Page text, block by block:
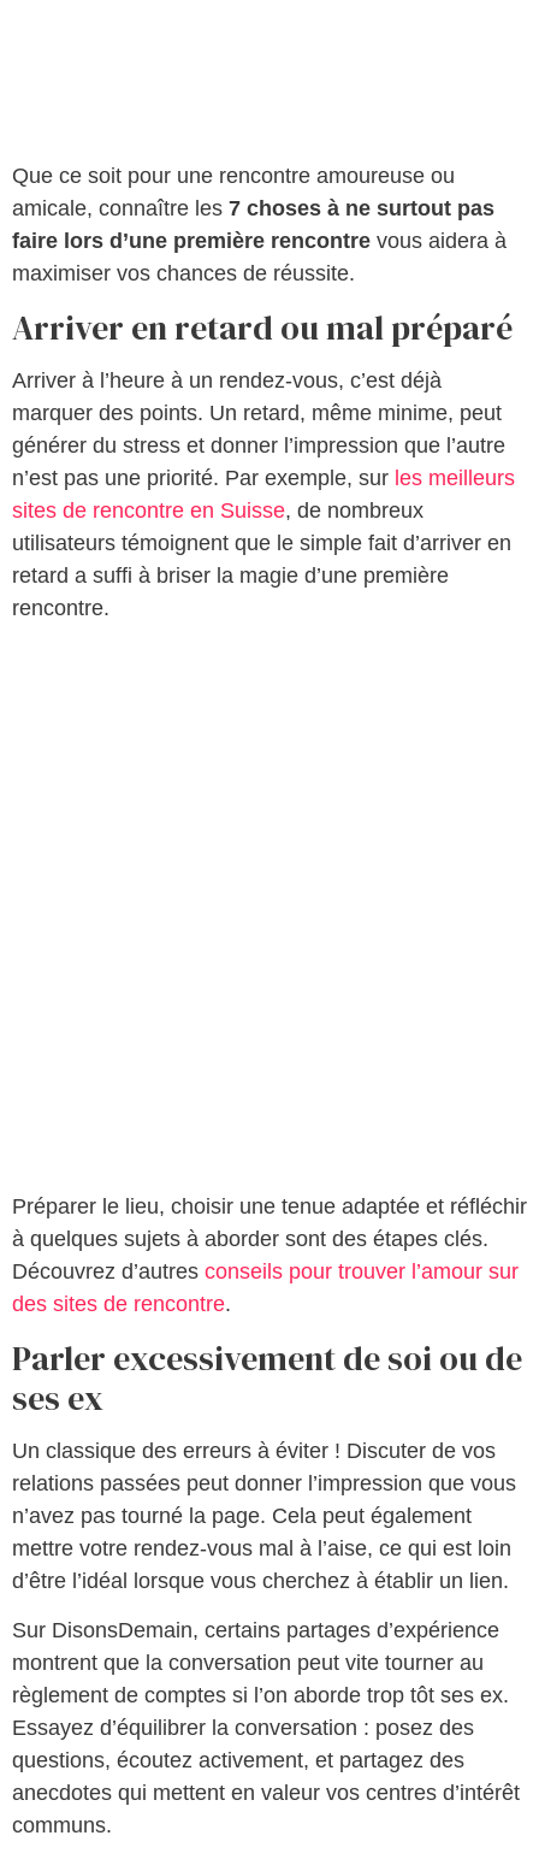
Que ce soit pour une rencontre amoureuse ou
amicale, connaître les 7 choses à ne surtout pas
faire lors d’une première rencontre vous aidera à
maximiser vos chances de réussite.
Arriver en retard ou mal préparé
Arriver à l’heure à un rendez-vous, c’est déjà
marquer des points. Un retard, même minime, peut
générer du stress et donner l’impression que l’autre
n’est pas une priorité. Par exemple, sur les meilleurs
sites de rencontre en Suisse, de nombreux
utilisateurs témoignent que le simple fait d’arriver en
retard a suffi à briser la magie d’une première
rencontre.
Préparer le lieu, choisir une tenue adaptée et réfléchir
à quelques sujets à aborder sont des étapes clés.
Découvrez d’autres conseils pour trouver l’amour sur
des sites de rencontre.
Parler excessivement de soi ou de
ses ex
Un classique des erreurs à éviter ! Discuter de vos
relations passées peut donner l’impression que vous
n’avez pas tourné la page. Cela peut également
mettre votre rendez-vous mal à l’aise, ce qui est loin
d’être l’idéal lorsque vous cherchez à établir un lien.
Sur DisonsDemain, certains partages d’expérience
montrent que la conversation peut vite tourner au
règlement de comptes si l’on aborde trop tôt ses ex.
Essayez d’équilibrer la conversation : posez des
questions, écoutez activement, et partagez des
anecdotes qui mettent en valeur vos centres d’intérêt
communs.